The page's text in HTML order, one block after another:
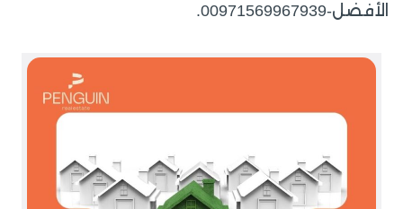
الأفضل-00971569967939.